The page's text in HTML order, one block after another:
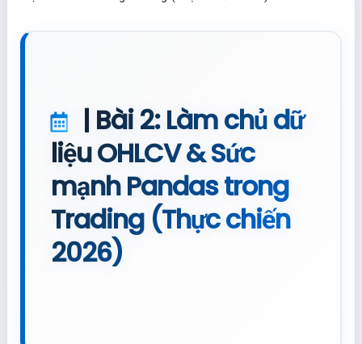
| Bài 2: Làm chủ dữ
liệu OHLCV & Sức
mạnh Pandas trong
Trading (Thực chiến
2026)